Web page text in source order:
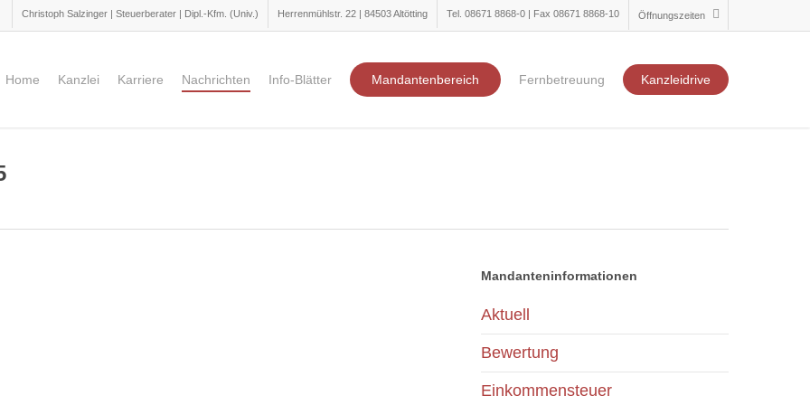
Christoph Salzinger | Steuerberater | Dipl.-Kfm. (Univ.) Herrenmühlstr. 22 | 84503 Altötting Tel. 08671 8868-0 | Fax 08671 8868-10 Öffnungszeiten
Home Kanzlei Karriere Nachrichten Info-Blätter Mandantenbereich Fernbetreuung Kanzleidrive
Mandanteninformationen
Aktuell
Bewertung
Einkommensteuer